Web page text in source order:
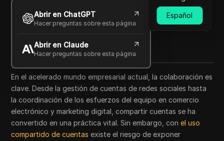
Español
Abrir en ChatGPT
Hacer preguntas sobre esta página
Abrir en Claude
Hacer preguntas sobre esta página
Felipe Moreira
21 sep 2025 5 minuto de lectura
Copy Link
En el acelerado mundo empresarial actual, la colaboración es
clave. Desde la gestión de cuentas de redes sociales hasta
la coordinación de los esfuerzos del equipo en comercio
electrónico y marketing digital, compartir cuentas se ha
convertido en una práctica vital. Sin embargo, conel uso
compartido de cuentas existe el riesgo de exponer